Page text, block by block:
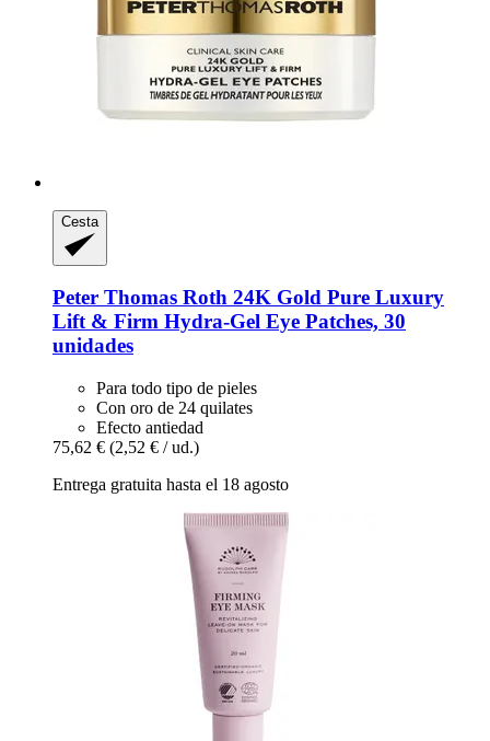
Cesta
Peter Thomas Roth 24K Gold Pure Luxury
Lift & Firm Hydra-​Gel Eye Patches, 30
unidades
Para todo tipo de pieles
Con oro de 24 quilates
Efecto antiedad
75,62 € (2,52 € / ud.)
Entrega gratuita hasta el 18 agosto